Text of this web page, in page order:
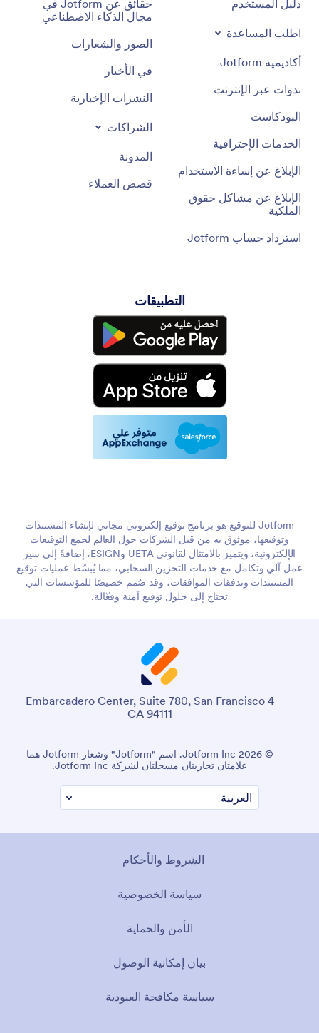
دليل المستخدم
اطلب المساعدة
أكاديمية Jotform
ندوات عبر الإنترنت
البودكاست
الخدمات الإحترافية
الإبلاغ عن إساءة الاستخدام
الإبلاغ عن مشاكل حقوق
الملكية
استرداد حساب Jotform
حقائق عن Jotform في
مجال الذكاء الاصطناعي
الصور والشعارات
في الأخبار
النشرات الإخبارية
الشراكات
المدونة
قصص العملاء
التطبيقات
Jotform للتوقيع هو برنامج توقيع إلكتروني مجاني لإنشاء المستندات
وتوقيعها، موثوق به من قبل الشركات حول العالم لجمع التوقيعات
الإلكترونية، ويتميز بالامتثال لقانوني UETA وESIGN، إضافةً إلى سير
عمل آلي وتكامل مع خدمات التخزين السحابي، مما يُبسّط عمليات توقيع
المستندات وتدفقات الموافقات، وقد صُمم خصيصًا للمؤسسات التي
تحتاج إلى حلول توقيع آمنة وفعّالة.
4 Embarcadero Center, Suite 780, San Francisco
CA 94111
© 2026 Jotform Inc. اسم "Jotform" وشعار Jotform هما
علامتان تجاريتان مسجلتان لشركة Jotform Inc.
الشروط والأحكام
سياسة الخصوصية
الأمن والحماية
بيان إمكانية الوصول
سياسة مكافحة العبودية